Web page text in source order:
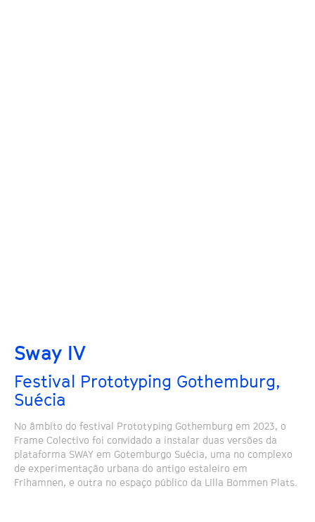
Sway IV
Festival Prototyping Gothemburg,
Suécia
No âmbito do festival Prototyping Gothemburg em 2023, o
Frame Colectivo foi convidado a instalar duas versões da
plataforma SWAY em Gotemburgo Suécia, uma no complexo
de experimentação urbana do antigo estaleiro em
Frihamnen, e outra no espaço público da Lilla Bommen Plats.